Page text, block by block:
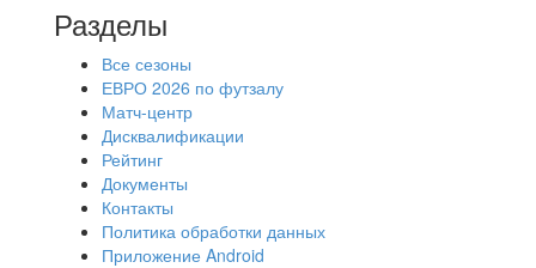
Разделы
Все сезоны
ЕВРО 2026 по футзалу
Матч-центр
Дисквалификации
Рейтинг
Документы
Контакты
Политика обработки данных
Приложение Android